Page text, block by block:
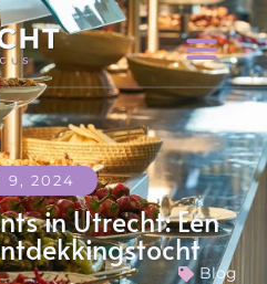
9, 2024
in Utrecht: Een
Blog